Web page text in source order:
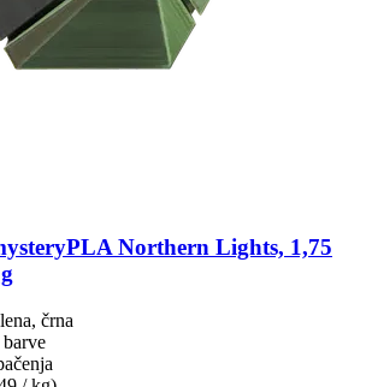
Northern Lights, 1,75
črna
barve